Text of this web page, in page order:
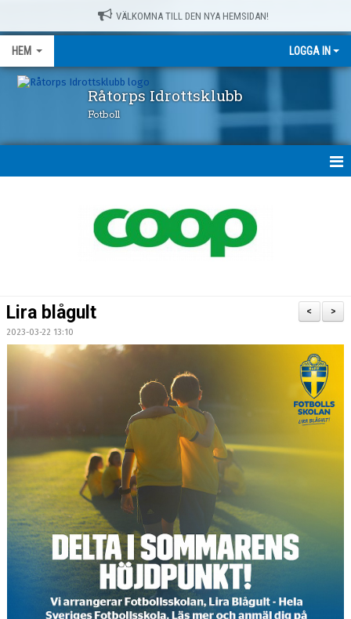
VÄLKOMNA TILL DEN NYA HEMSIDAN!
HEM LOGGA IN
Råtorps Idrottsklubb
Fotboll
RÅTORPSPRODUKTER
DOKUMENT
FOLKSAM IDROTTSSKADOR (LÄNK)
MEDLEMSKAP OCH AVGIFTER
>
<
Lira blågult
2023-03-22 13:10